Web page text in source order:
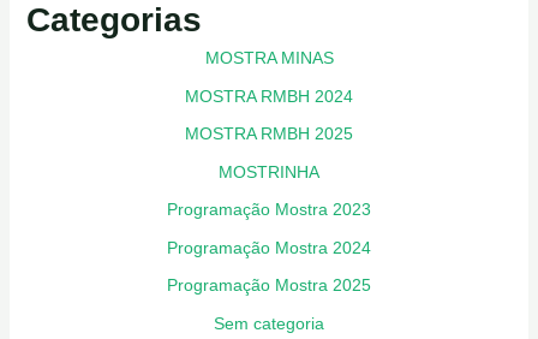
Categorias
MOSTRA MINAS
MOSTRA RMBH 2024
MOSTRA RMBH 2025
MOSTRINHA
Programação Mostra 2023
Programação Mostra 2024
Programação Mostra 2025
Sem categoria